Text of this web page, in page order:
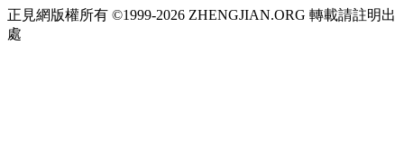
正見網版權所有 ©1999-2026 ZHENGJIAN.ORG 轉載請註明出
處